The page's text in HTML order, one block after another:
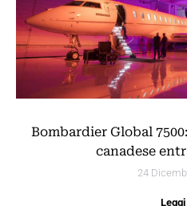
Bombardier Global
canadese
24
Leggi